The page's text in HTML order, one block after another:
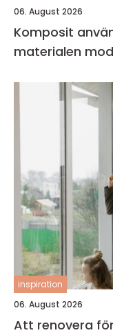
06. August 2026
Komposit användning
materialen
inspiration
06. August 2026
Att renovera